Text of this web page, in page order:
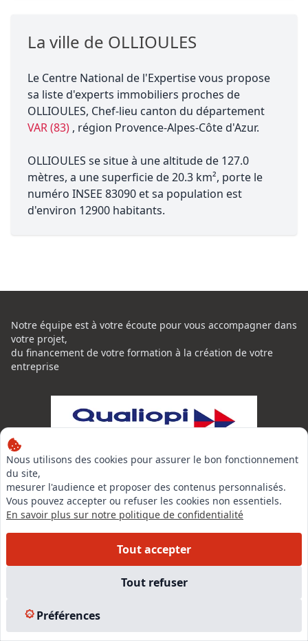
La ville de OLLIOULES
Le Centre National de l'Expertise vous propose
sa liste d'experts immobiliers proches de
OLLIOULES, Chef-lieu canton du département
VAR (83) , région Provence-Alpes-Côte d'Azur.
OLLIOULES se situe à une altitude de 127.0
mètres, a une superficie de 20.3 km², porte le
numéro INSEE 83090 et sa population est
d'environ 12900 habitants.
Nous utilisons des cookies pour assurer le bon fonctionnement
du site,
mesurer l'audience et proposer des contenus personnalisés.
Vous pouvez accepter ou refuser les cookies non essentiels.
En savoir plus sur notre politique de confidentialité
Tout accepter
Tout refuser
Préférences
Notre équipe est à votre écoute pour vous accompagner dans
votre projet,
du financement de votre formation à la création de votre
entreprise
La certification de qualité à été délivrée au titre de la
catégorie d'actions suivante:
ACTION DE FORMATION
CONTACT